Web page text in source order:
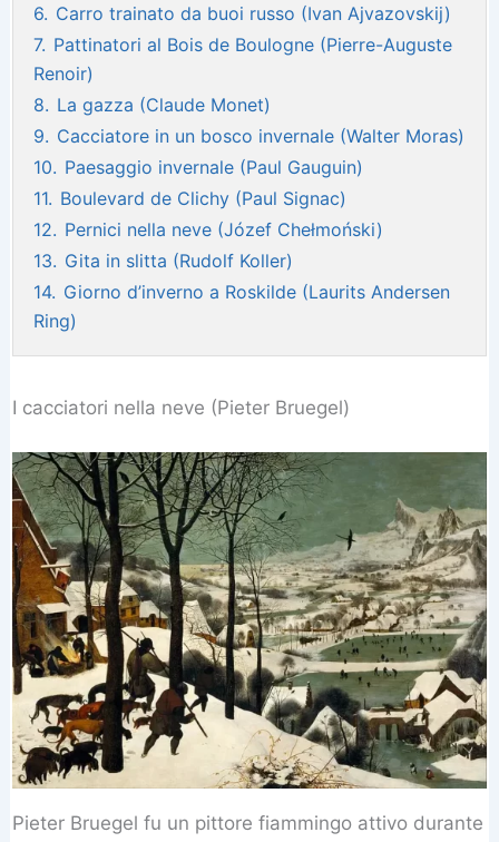
6. Carro trainato da buoi russo (Ivan Ajvazovskij)
7. Pattinatori al Bois de Boulogne (Pierre-Auguste
Renoir)
8. La gazza (Claude Monet)
9. Cacciatore in un bosco invernale (Walter Moras)
10. Paesaggio invernale (Paul Gauguin)
11. Boulevard de Clichy (Paul Signac)
12. Pernici nella neve (Józef Chełmoński)
13. Gita in slitta (Rudolf Koller)
14. Giorno d’inverno a Roskilde (Laurits Andersen
Ring)
I cacciatori nella neve (Pieter Bruegel)
Pieter Bruegel fu un pittore fiammingo attivo durante